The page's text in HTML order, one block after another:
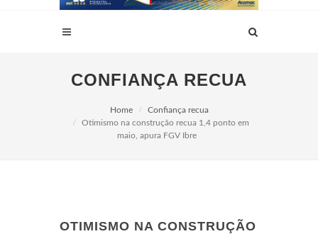
CONFIANÇA RECUA
Home
Confiança recua
Otimismo na construção recua 1,4 ponto em
maio, apura FGV Ibre
OTIMISMO NA CONSTRUÇÃO